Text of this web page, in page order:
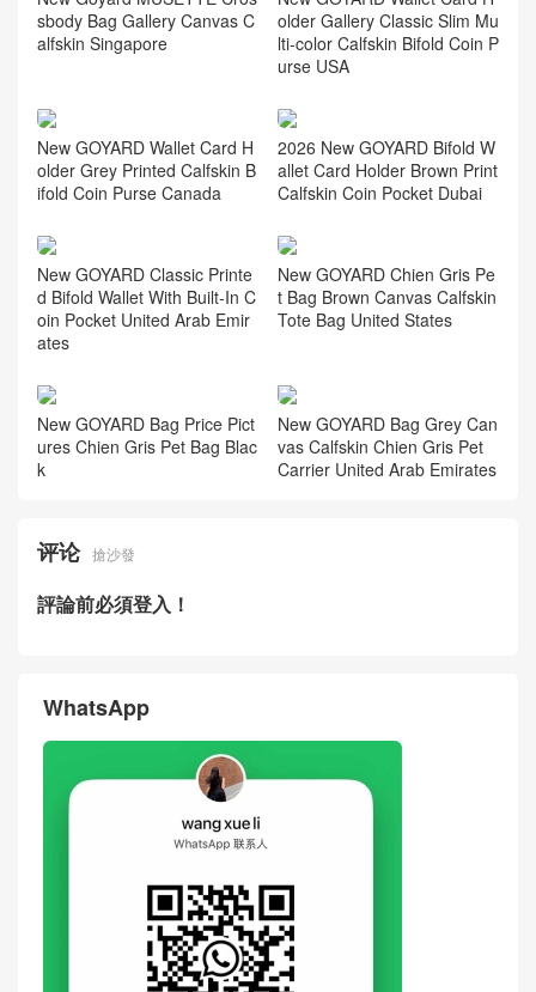
sbody Bag Gallery Canvas C
alfskin Singapore
older Gallery Classic Slim Mu
lti-color Calfskin Bifold Coin P
urse USA
New GOYARD Wallet Card H
older Grey Printed Calfskin B
ifold Coin Purse Canada
2026 New GOYARD Bifold W
allet Card Holder Brown Print
Calfskin Coin Pocket Dubai
New GOYARD Classic Printe
d Bifold Wallet With Built-In C
oin Pocket United Arab Emir
ates
New GOYARD Chien Gris Pe
t Bag Brown Canvas Calfskin
Tote Bag United States
New GOYARD Bag Price Pict
ures Chien Gris Pet Bag Blac
k
New GOYARD Bag Grey Can
vas Calfskin Chien Gris Pet
Carrier United Arab Emirates
评论 搶沙發
評論前必須登入！
WhatsApp